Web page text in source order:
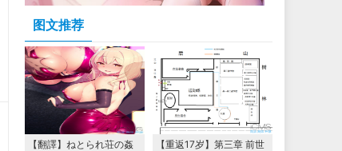
图文推荐
【翻譯】ねとられ荘の姦
【重返17岁】第三章 前世